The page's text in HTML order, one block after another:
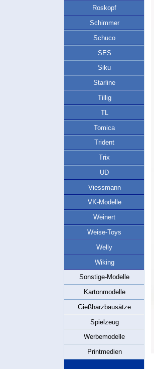
Roskopf
Schimmer
Schuco
SES
Siku
Starline
Tillig
TL
Tomica
Trident
Trix
UD
Viessmann
VK-Modelle
Weinert
Weise-Toys
Welly
Wiking
Sonstige-Modelle
Kartonmodelle
Gießharzbausätze
Spielzeug
Werbemodelle
Printmedien